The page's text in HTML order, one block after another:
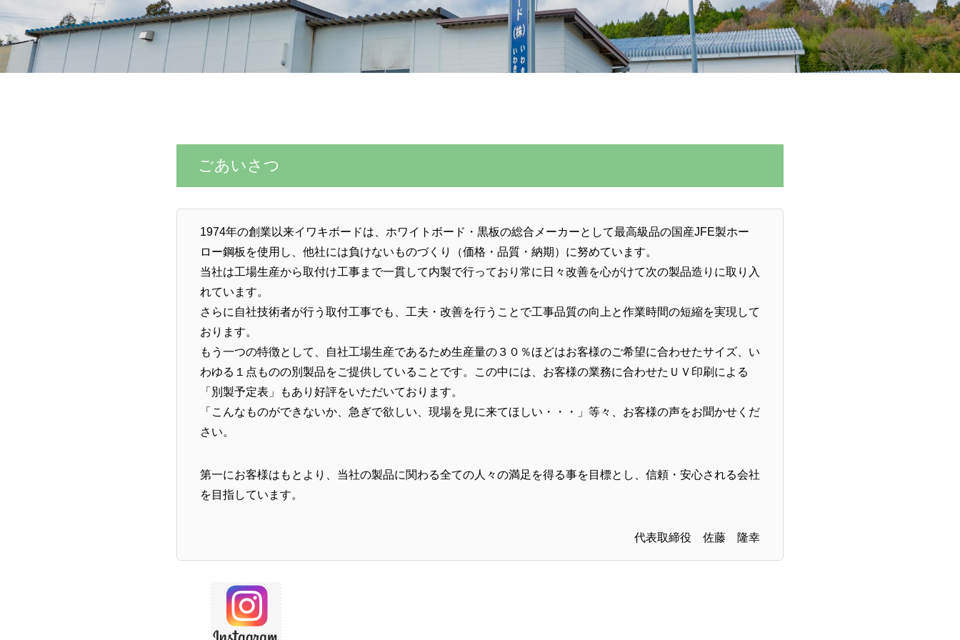
ごあいさつ
1974年の創業以来イワキボードは、ホワイトボード・黒板の総合メーカーとして最高級品の国産JFE製ホー
ロー鋼板を使用し、他社には負けないものづくり（価格・品質・納期）に努めています。
当社は工場生産から取付け工事まで一貫して内製で行っており常に日々改善を心がけて次の製品造りに取り入
れています。
さらに自社技術者が行う取付工事でも、工夫・改善を行うことで工事品質の向上と作業時間の短縮を実現して
おります。
もう一つの特徴として、自社工場生産であるため生産量の３０％ほどはお客様のご希望に合わせたサイズ、い
わゆる１点ものの別製品をご提供していることです。この中には、お客様の業務に合わせたＵＶ印刷による
「別製予定表」もあり好評をいただいております。
「こんなものができないか、急ぎで欲しい、現場を見に来てほしい・・・」等々、お客様の声をお聞かせくだ
さい。
第一にお客様はもとより、当社の製品に関わる全ての人々の満足を得る事を目標とし、信頼・安心される会社
を目指しています。
代表取締役 佐藤 隆幸